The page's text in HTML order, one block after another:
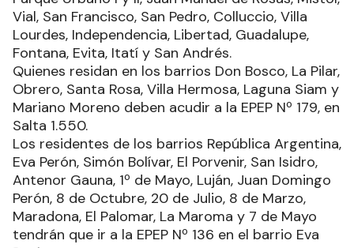
Vial, San Francisco, San Pedro, Colluccio, Villa
Lourdes, Independencia, Libertad, Guadalupe,
Fontana, Evita, Itatí y San Andrés.
Quienes residan en los barrios Don Bosco, La Pilar,
Obrero, Santa Rosa, Villa Hermosa, Laguna Siam y
Mariano Moreno deben acudir a la EPEP Nº 179, en
Salta 1.550.
Los residentes de los barrios República Argentina,
Eva Perón, Simón Bolívar, El Porvenir, San Isidro,
Antenor Gauna, 1º de Mayo, Luján, Juan Domingo
Perón, 8 de Octubre, 20 de Julio, 8 de Marzo,
Maradona, El Palomar, La Maroma y 7 de Mayo
tendrán que ir a la EPEP Nº 136 en el barrio Eva